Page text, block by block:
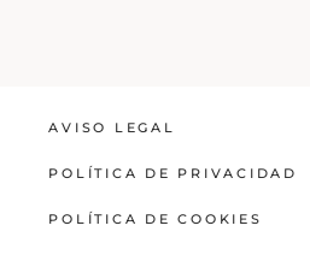
AVISO LEGAL
POLÍTICA DE PRIVACIDAD
POLÍTICA DE COOKIES